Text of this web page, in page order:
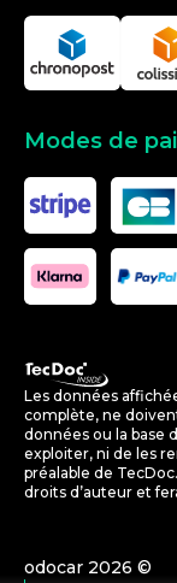
Modes de
Les données
complète, ne
données ou la base
exploiter, ni de les
préalable de
droits d’auteur et
odocar 2026 ©